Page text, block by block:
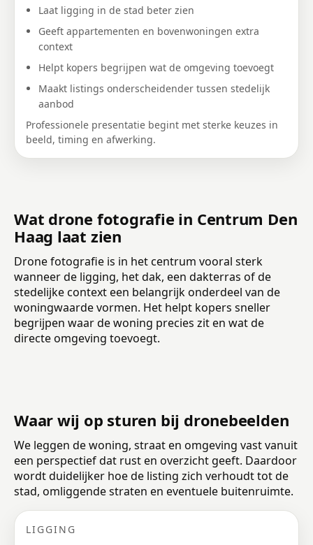
Laat ligging in de stad beter zien
Geeft appartementen en bovenwoningen extra
context
Helpt kopers begrijpen wat de omgeving toevoegt
Maakt listings onderscheidender tussen stedelijk
aanbod
Professionele presentatie begint met sterke keuzes in
beeld, timing en afwerking.
Wat drone fotografie in Centrum Den
Haag laat zien
Drone fotografie is in het centrum vooral sterk
wanneer de ligging, het dak, een dakterras of de
stedelijke context een belangrijk onderdeel van de
woningwaarde vormen. Het helpt kopers sneller
begrijpen waar de woning precies zit en wat de
directe omgeving toevoegt.
Waar wij op sturen bij dronebeelden
We leggen de woning, straat en omgeving vast vanuit
een perspectief dat rust en overzicht geeft. Daardoor
wordt duidelijker hoe de listing zich verhoudt tot de
stad, omliggende straten en eventuele buitenruimte.
LIGGING